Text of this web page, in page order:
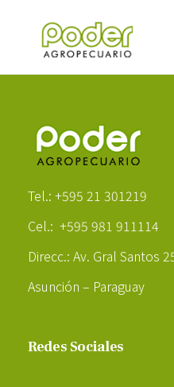
Tel.: +595 21 301219
Cel.: +595 981 911114
Direcc.: Av. Gral Santos
Asunción – Paraguay
Redes Sociales